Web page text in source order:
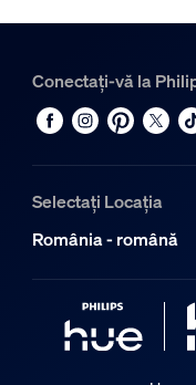
Conectați-vă la
Selectați Locația
România - română